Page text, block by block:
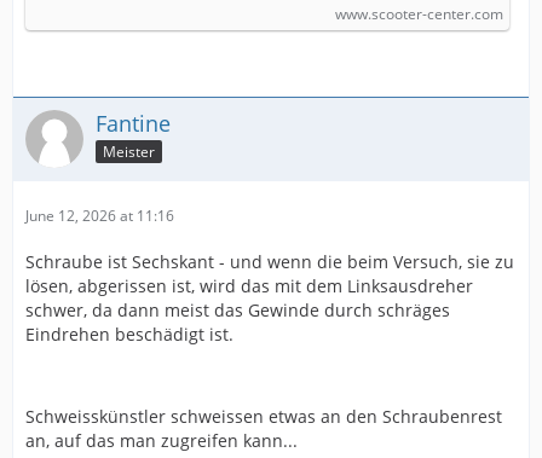
www.scooter-center.com
Fantine
Meister
June 12, 2026 at 11:16
Schraube ist Sechskant - und wenn die beim Versuch, sie zu
lösen, abgerissen ist, wird das mit dem Linksausdreher
schwer, da dann meist das Gewinde durch schräges
Eindrehen beschädigt ist.
Schweisskünstler schweissen etwas an den Schraubenrest
an, auf das man zugreifen kann...